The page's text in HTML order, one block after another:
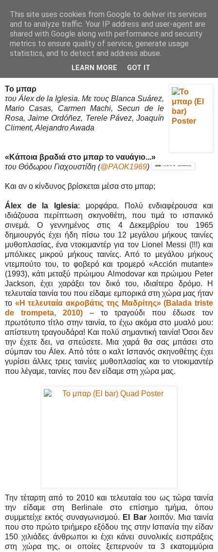
Movies Ltd
13/7/17
Το μπαρ (El bar) - Review / Κριτική
Το μπαρ
του Álex de la Iglesia. Mε τους Blanca Suárez,
Mario Casas, Carmen Machi, Secun de le
Rosa, Jaime Ordóñez, Terele Pávez, Joaquín
Climent, Alejandro Awada
«Κάποια βραδιά στο μπαρ το ναυάγιο...»
του Θόδωρου Γιαχουστίδη (@PAOK1969)
Και αν ο κίνδυνος βρίσκεται μέσα στο μπαρ;
Álex de la Iglesia: μορφάρα. Πολύ ενδιαφέρουσα και
ιδιάζουσα περίπτωση σκηνοθέτη, που τιμά το ισπανικό
σινεμά. Ο γεννημένος στις 4 Δεκεμβρίου του 1965
δημιουργός έχει ήδη πίσω του 12 μεγάλου μήκους ταινίες
μυθοπλασίας, ένα ντοκιμαντέρ για τον Lionel Messi (!!!) και
μπόλικες μικρού μήκους ταινίες. Από το μεγάλου μήκους
ντεμπούτο του, το φοβερό και τρομερό «Acción mutante»
(1993), κάτι μεταξύ πρώιμου Almodovar και πρώιμου Peter
Jackson, έχει χαράξει τον δικό του, ιδιαίτερο δρόμο. Η
τελευταία ταινία του που είδαμε εμπορικά στη χώρα μας ήταν
το «Η τελευταία ακροβάτις της Μαδρίτης» (Balada triste
de trompeta, 2010)– το τραγούδι που έδωσε τον
πρωτότυπο τίτλο στην ταινία, το έχω ακόμα στο μυαλό μου:
απίστευτη τραγουδάρα! Και πολύ σημαντική ταινία! Όσοι δεν
την έχετε δει, να σπεύσετε. Μια χαρά θα σας μπάσει στο
σύμπαν του Álex. Από τότε ο καλτ Ισπανός σκηνοθέτης έχει
γυρίσει άλλες τρεις ταινίες μυθοπλασίας και το ντοκιμαντέρ
που λέγαμε, ταινίες που δεν είδαμε στη χώρα μας.
Την τέταρτη από το 2010 και τελευταία του ως τώρα ταινία
την είδαμε στη Berlinale στο επίσημο τμήμα, όπου
συμμετείχε εκτός συναγωνισμού. El Barλοιπόν. Μια ταινία
που στο πρώτο τριήμερο εξόδου της στην Ισπανία την είδαν
150 χιλιάδες άνθρωποι κι έχει κάνει συνολικές εισπράξεις
στη χώρα της, οι οποίες ξεπερνούν τα 3 εκατομμύρια
This site uses cookies from Google to deliver its services
and to analyze traffic. Your IP address and user-agent are
shared with Google along with performance and security
metrics to ensure quality of service, generate usage
statistics, and to detect and address abuse.
LEARN MORE GOT IT